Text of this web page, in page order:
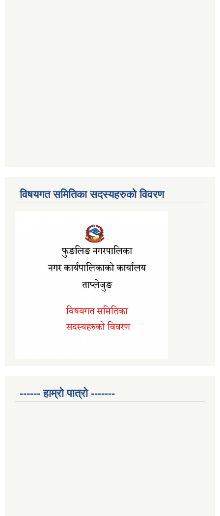
विषयगत समितिका सदस्यहरुको विवरण
------ हाम्रो पात्रो -------